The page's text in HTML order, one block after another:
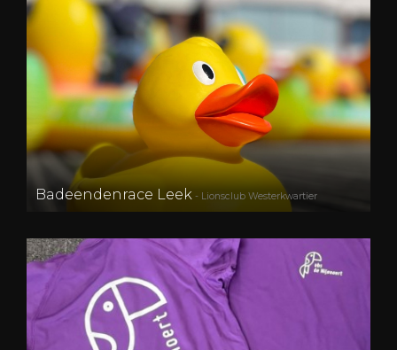
Badeendenrace Leek - Lionsclub Westerkwartier